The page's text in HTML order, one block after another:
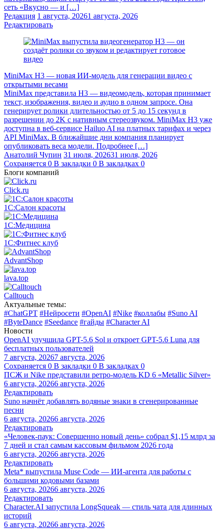
сеть «Вкусно — и […]
Редакция 1 августа, 20261 августа, 2026
Редактировать
MiniMax H3 — новая ИИ-модель для генерации видео с
открытыми весами
MiniMax представила H3 — видеомодель, которая принимает
текст, изображения, видео и аудио в одном запросе. Она
генерирует ролики длительностью от 5 до 15 секунд в
разрешении до 2K с нативным стереозвуком. MiniMax H3 уже
доступна в веб-сервисе Hailuo AI на платных тарифах и через
API MiniMax. В ближайшие дни компания планирует
опубликовать веса модели. Подробнее […]
Анатолий Чупин 31 июля, 202631 июля, 2026
Сохраняется 0 В закладки 0 В закладках 0
Блоги компаний
Click.ru
1С:Салон красоты
1С:Медицина
1С:Фитнес клуб
AdvantShop
lava.top
Calltouch
Актуальные темы:
#ChatGPT #Нейросети #OpenAI #Nike #коллабы #Suno AI
#ByteDance #Seedance #гайды #Character AI
Новости
OpenAI улучшила GPT-5.6 Sol и откроет GPT-5.6 Luna для
бесплатных пользователей
7 августа, 20267 августа, 2026
Сохраняется 0 В закладки 0 В закладках 0
ПСЖ и Nike представили ретро-модель KD 6 «Metallic Silver»
6 августа, 20266 августа, 2026
Редактировать
Suno начнёт добавлять водяные знаки в сгенерированные
песни
6 августа, 20266 августа, 2026
Редактировать
«Человек-паук: Совершенно новый день» собрал $1,15 млрд за
7 дней и стал самым кассовым фильмом 2026 года
6 августа, 20266 августа, 2026
Редактировать
Meta* выпустила Muse Code — ИИ-агента для работы с
большими кодовыми базами
6 августа, 20266 августа, 2026
Редактировать
Character.AI запустила LongSqueak — стиль чата для длинных
историй
6 августа, 20266 августа, 2026